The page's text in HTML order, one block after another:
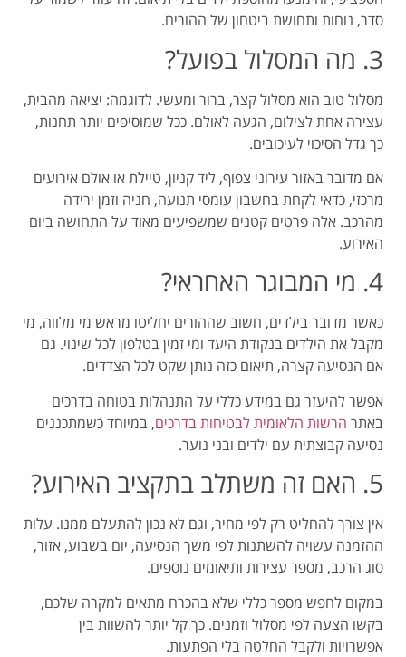
סדר, נוחות ותחושת ביטחון של ההורים.
3. מה המסלול בפועל?
מסלול טוב הוא מסלול קצר, ברור ומעשי. לדוגמה: יציאה מהבית,
עצירה אחת לצילום, הגעה לאולם. ככל שמוסיפים יותר תחנות,
כך גדל הסיכוי לעיכובים.
אם מדובר באזור עירוני צפוף, ליד קניון, טיילת או אולם אירועים
מרכזי, כדאי לקחת בחשבון עומסי תנועה, חניה וזמן ירידה
מהרכב. אלה פרטים קטנים שמשפיעים מאוד על התחושה ביום
האירוע.
4. מי המבוגר האחראי?
כאשר מדובר בילדים, חשוב שההורים יחליטו מראש מי מלווה, מי
מקבל את הילדים בנקודת היעד ומי זמין בטלפון לכל שינוי. גם
אם הנסיעה קצרה, תיאום כזה נותן שקט לכל הצדדים.
אפשר להיעזר גם במידע כללי על התנהלות בטוחה בדרכים
באתר הרשות הלאומית לבטיחות בדרכים, במיוחד כשמתכננים
נסיעה קבוצתית עם ילדים ובני נוער.
5. האם זה משתלב בתקציב האירוע?
אין צורך להחליט רק לפי מחיר, וגם לא נכון להתעלם ממנו. עלות
ההזמנה עשויה להשתנות לפי משך הנסיעה, יום בשבוע, אזור,
סוג הרכב, מספר עצירות ותיאומים נוספים.
במקום לחפש מספר כללי שלא בהכרח מתאים למקרה שלכם,
בקשו הצעה לפי מסלול וזמנים. כך קל יותר להשוות בין
אפשרויות ולקבל החלטה בלי הפתעות.